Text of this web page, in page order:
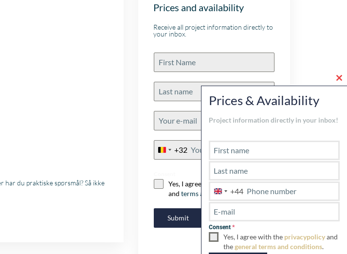
du praktiske spørsmål? Så ikke
Prices and availability
Receive all project information directly to
your inbox.
Belgium
+32
Yes, I agree with theprivacy policy
and terms and conditions
Submit
Prices & Availability
Project information directly in your inbox!
U
n
i
t
e
d
K
+44
Consent *
Yes, I agree with the privacypolicyand
thegeneral terms and conditions.